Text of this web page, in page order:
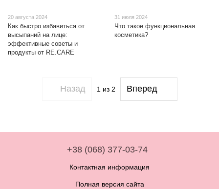
20 августа 2024
Как быстро избавиться от
высыпаний на лице:
эффективные советы и
продукты от RE.CARE
31 июля 2024
Что такое функциональная
косметика?
Назад 1 из 2 Вперед
+38 (068) 377-03-74
Контактная информация
Полная версия сайта